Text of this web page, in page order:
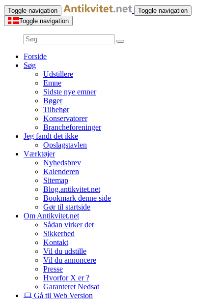
Toggle navigation
Toggle navigation
Toggle navigation
Forside
Søg
Udstillere
Emne
Sidste nye emner
Bøger
Tilbehør
Konservatorer
Brancheforeninger
Jeg fandt det ikke
Opslagstavlen
Værktøjer
Nyhedsbrev
Kalenderen
Sitemap
Blog.antikvitet.net
Bookmark denne side
Gør til startside
Om Antikvitet.net
Sådan virker det
Sikkerhed
Kontakt
Vil du udstille
Vil du annoncere
Presse
Hvorfor X er ?
Garanteret Nedsat
Gå til Web Version